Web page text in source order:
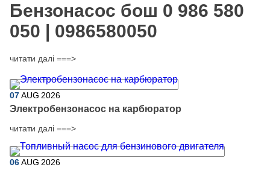
Бензонасос бош 0 986 580
050 | 0986580050
читати далі ===>
07AUG 2026
Электробензонасос на карбюратор
читати далі ===>
06AUG 2026